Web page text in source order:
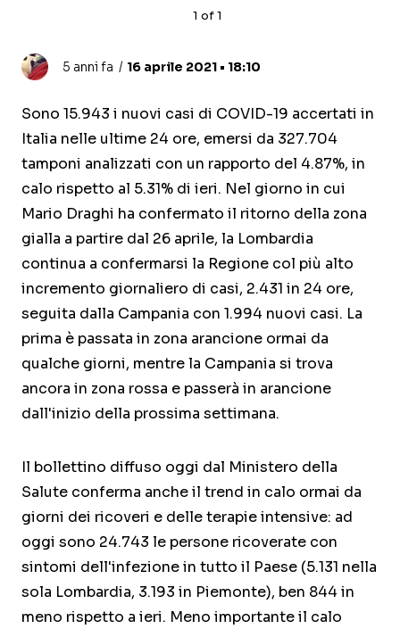
1 of1
5 anni fa 16 aprile 2021 • 18:10
Sono 15.943 i nuovi casi di COVID-19 accertati in
Italia nelle ultime 24 ore, emersi da 327.704
tamponi analizzati con un rapporto del 4.87%, in
calo rispetto al 5.31% di ieri. Nel giorno in cui
Mario Draghi ha confermato il ritorno della zona
gialla a partire dal 26 aprile, la Lombardia
continua a confermarsi la Regione col più alto
incremento giornaliero di casi, 2.431 in 24 ore,
seguita dalla Campania con 1.994 nuovi casi. La
prima è passata in zona arancione ormai da
qualche giorni, mentre la Campania si trova
ancora in zona rossa e passerà in arancione
dall'inizio della prossima settimana.
Il bollettino diffuso oggi dal Ministero della
Salute conferma anche il trend in calo ormai da
giorni dei ricoveri e delle terapie intensive: ad
oggi sono 24.743 le persone ricoverate con
sintomi dell'infezione in tutto il Paese (5.131 nella
sola Lombardia, 3.193 in Piemonte), ben 844 in
meno rispetto a ieri. Meno importante il calo